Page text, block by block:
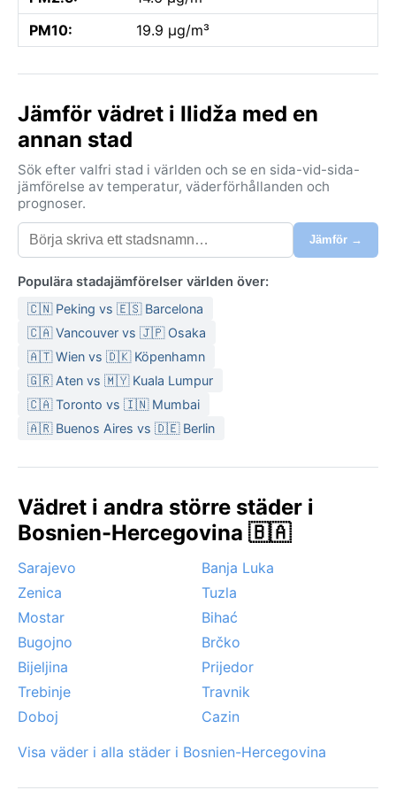
PM10:
19.9 µg/m³
Jämför vädret i Ilidža med en
annan stad
Sök efter valfri stad i världen och se en sida-vid-sida-
jämförelse av temperatur, väderförhållanden och
prognoser.
Jämför →
Populära stadajämförelser världen över:
🇨🇳 Peking vs 🇪🇸 Barcelona
🇨🇦 Vancouver vs 🇯🇵 Osaka
🇦🇹 Wien vs 🇩🇰 Köpenhamn
🇬🇷 Aten vs 🇲🇾 Kuala Lumpur
🇨🇦 Toronto vs 🇮🇳 Mumbai
🇦🇷 Buenos Aires vs 🇩🇪 Berlin
Vädret i andra större städer i
Bosnien-Hercegovina 🇧🇦
Sarajevo
Banja Luka
Zenica
Tuzla
Mostar
Bihać
Bugojno
Brčko
Bijeljina
Prijedor
Trebinje
Travnik
Doboj
Cazin
Visa väder i alla städer i Bosnien-Hercegovina